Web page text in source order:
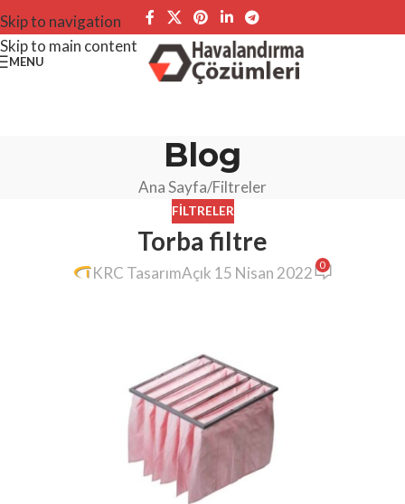
Skip to navigation
Skip to main content
MENU
Blog
Ana Sayfa Filtreler
FILTRELER
Torba filtre
KRC TasarımAçık 15 Nisan 2022 0